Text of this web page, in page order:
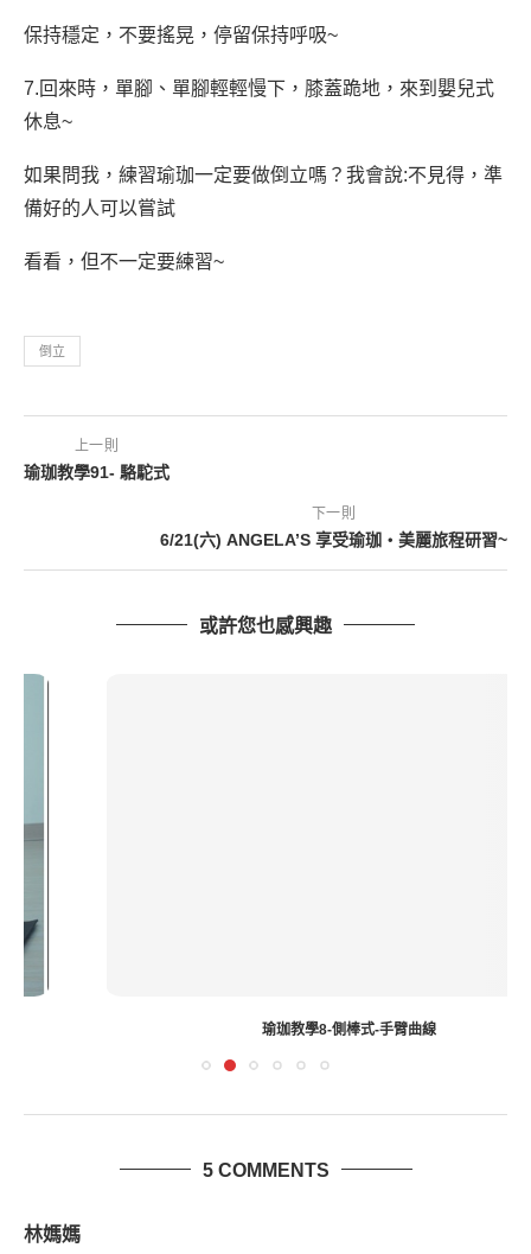
保持穩定，不要搖晃，停留保持呼吸~
7.回來時，單腳、單腳輕輕慢下，膝蓋跪地，來到嬰兒式
休息~
如果問我，練習瑜珈一定要做倒立嗎？我會說:不見得，準
備好的人可以嘗試
看看，但不一定要練習~
倒立
上一則
瑜珈教學91- 駱駝式
下一則
6/21(六) ANGELA’S 享受瑜珈‧美麗旅程研習~
或許您也感興趣
瑜珈教學8-側棒式-手臂曲線
5 COMMENTS
林媽媽